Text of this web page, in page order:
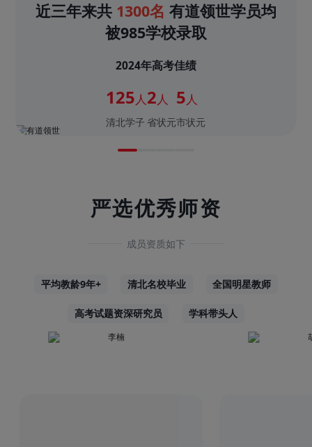
近三年来共 1300名 有道领世学员均
被985学校录取
2024年高考佳绩
125人
清北学子
2人
省状元
5人
市状元
严选优秀师资
成员资质如下
平均教龄9年+ 清北名校毕业 全国明星教师
高考试题资深研究员 学科带头人